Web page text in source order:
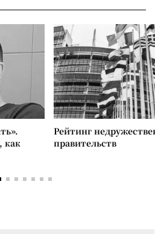
как
Рейтинг
правительств